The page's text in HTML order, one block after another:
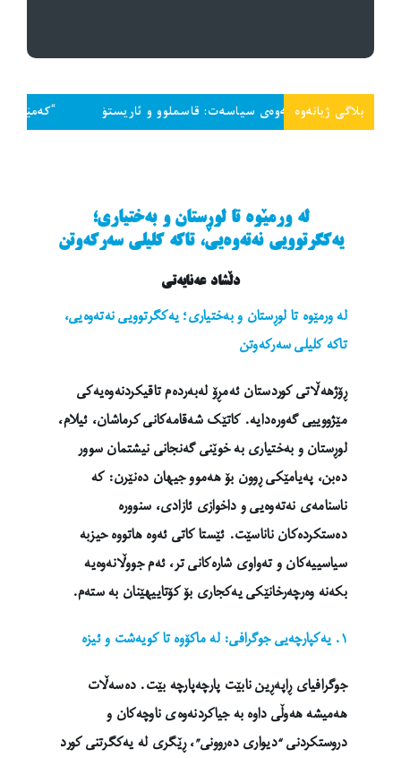
بلاگی ژیانەوە
کردنەوەی سیاسەت: قاسملوو و ئاریستۆ “کەمێک سەر داخە و
لە ورمێوە تا لوڕستان و بەختیاری؛
یەکگرتوویی نەتەوەیی، تاکە کلیلی سەرکەوتن
دڵشاد عەنایەتی
لە ورمێوە تا لوڕستان و بەختیاری؛ یەکگرتوویی نەتەوەیی،
تاکە کلیلی سەرکەوتن
ڕۆژهەڵاتی کوردستان ئەمڕۆ لەبەردەم تاقیکردنەوەیەکی
مێژووییی گەورەدایە. کاتێک شەقامەکانی کرماشان، ئیلام،
لوڕستان و بەختیاری بە خوێنی گەنجانی نیشتمان سوور
دەبن، پەیامێکی ڕوون بۆ هەموو جیهان دەنێرن: کە
ناسنامەی نەتەوەیی و داخوازی ئازادی، سنوورە
دەستکردەکان ناناسێت. ئێستا کاتی ئەوە هاتووە حیزبە
سیاسییەکان و تەواوی شارەکانی تر، ئەم جووڵانەوەیە
بکەنە وەرچەرخانێکی یەکجاری بۆ کۆتاییهێنان بە ستەم.
١. یەکپارچەیی جوگرافی: لە ماکۆوە تا کویەشت و ئیزە
جوگرافیای ڕاپەڕین نابێت پارچەپارچە بێت. دەسەڵات
هەمیشە هەوڵی داوە بە جیاکردنەوەی ناوچەکان و
دروستکردنی “دیواری دەروونی”، ڕێگری لە یەکگرتنی کورد